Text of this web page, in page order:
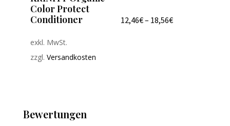
Color Protect
Conditioner
12,46€– 18,56€
exkl. MwSt.
zzgl. Versandkosten
Bewertungen